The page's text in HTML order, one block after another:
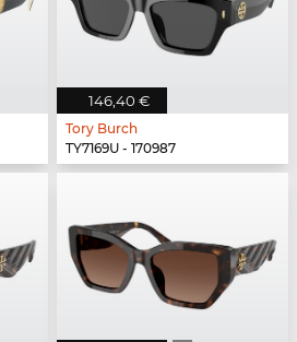
146,40 €
Tory Burch
TY7169U - 170987